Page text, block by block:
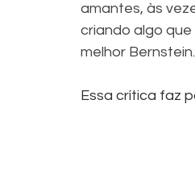
amantes, às
criando algo
melhor Bernstein.
Essa crítica faz